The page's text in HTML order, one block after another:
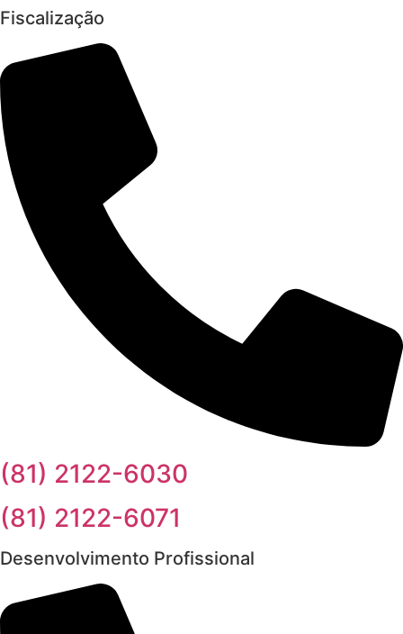
Fiscalização
(81) 2122-6030
(81) 2122-6071
Desenvolvimento Profissional